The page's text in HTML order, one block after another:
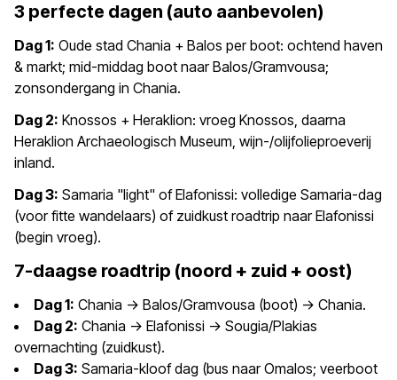
3 perfecte dagen (auto aanbevolen)
Dag 1: Oude stad Chania + Balos per boot: ochtend haven
& markt; mid-middag boot naar Balos/Gramvousa;
zonsondergang in Chania.
Dag 2: Knossos + Heraklion: vroeg Knossos, daarna
Heraklion Archaeologisch Museum, wijn-/olijfolieproeverij
inland.
Dag 3: Samaria "light" of Elafonissi: volledige Samaria-dag
(voor fitte wandelaars) of zuidkust roadtrip naar Elafonissi
(begin vroeg).
7-daagse roadtrip (noord + zuid + oost)
Dag 1: Chania -> Balos/Gramvousa (boot) -> Chania.
Dag 2: Chania -> Elafonissi -> Sougia/Plakias
overnachting (zuidkust).
Dag 3: Samaria-kloof dag (bus naar Omalos; veerboot